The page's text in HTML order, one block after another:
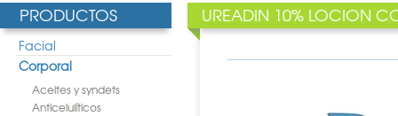
PRODUCTOS
Facial
Corporal
Aceites y syndets
Anticelulíticos
UREADIN 10% LOCION